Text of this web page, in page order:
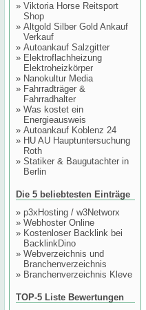
» Viktoria Horse Reitsport
Shop
» Altgold Silber Gold Ankauf
Verkauf
» Autoankauf Salzgitter
» Elektroflachheizung
Elektroheizkörper
» Nanokultur Media
» Fahrradträger &
Fahrradhalter
» Was kostet ein
Energieausweis
» Autoankauf Koblenz 24
» HU AU Hauptuntersuchung
Roth
» Statiker & Baugutachter in
Berlin
Die 5 beliebtesten Einträge
» p3xHosting / w3Networx
» Webhoster Online
» Kostenloser Backlink bei
BacklinkDino
» Webverzeichnis und
Branchenverzeichnis
» Branchenverzeichnis Kleve
TOP-5 Liste Bewertungen